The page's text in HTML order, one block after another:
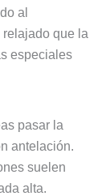
al
que la
especiales
pasar la
antelación.
suelen
alta.